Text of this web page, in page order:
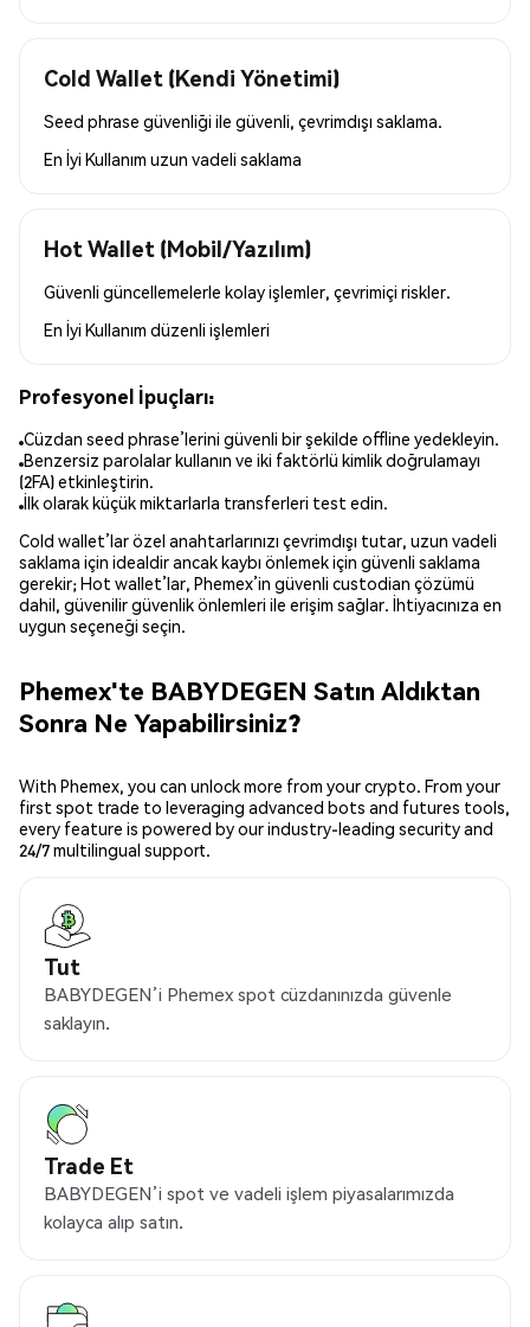
Cold Wallet (Kendi Yönetimi)
Seed phrase güvenliği ile güvenli, çevrimdışı saklama.
En İyi Kullanım uzun vadeli saklama
Hot Wallet (Mobil/Yazılım)
Güvenli güncellemelerle kolay işlemler, çevrimiçi riskler.
En İyi Kullanım düzenli işlemleri
Profesyonel İpuçları:
Cüzdan seed phrase’lerini güvenli bir şekilde offline yedekleyin.
Benzersiz parolalar kullanın ve iki faktörlü kimlik doğrulamayı
(2FA) etkinleştirin.
İlk olarak küçük miktarlarla transferleri test edin.
Cold wallet’lar özel anahtarlarınızı çevrimdışı tutar, uzun vadeli
saklama için idealdir ancak kaybı önlemek için güvenli saklama
gerekir; Hot wallet’lar, Phemex’in güvenli custodian çözümü
dahil, güvenilir güvenlik önlemleri ile erişim sağlar. İhtiyacınıza en
uygun seçeneği seçin.
Phemex'te BABYDEGEN Satın Aldıktan
Sonra Ne Yapabilirsiniz?
With Phemex, you can unlock more from your crypto. From your
first spot trade to leveraging advanced bots and futures tools,
every feature is powered by our industry-leading security and
24/7 multilingual support.
Tut
BABYDEGEN’i Phemex spot cüzdanınızda güvenle
saklayın.
Trade Et
BABYDEGEN’i spot ve vadeli işlem piyasalarımızda
kolayca alıp satın.